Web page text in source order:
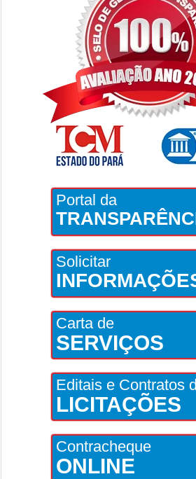
Portal da
Solicitar
Carta de
SERVIÇOS
Editais e Contratos
LICITAÇÕES
Contracheque
ONLINE